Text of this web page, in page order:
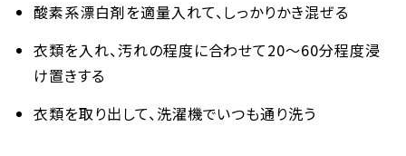
酸素系漂白剤を適量入れて、しっかりかき混ぜる
衣類を入れ、汚れの程度に合わせて20〜60分程度浸
け置きする
衣類を取り出して、洗濯機でいつも通り洗う